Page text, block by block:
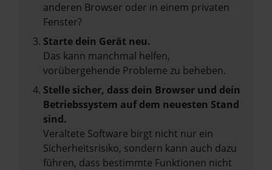
anderen Browser oder in einem privaten
Fenster?
Starte dein Gerät neu.
Das kann manchmal helfen,
vorübergehende Probleme zu beheben.
Stelle sicher, dass dein Browser und dein
Betriebssystem auf dem neuesten Stand
sind.
Veraltete Software birgt nicht nur ein
Sicherheitsrisiko, sondern kann auch dazu
führen, dass bestimmte Funktionen nicht